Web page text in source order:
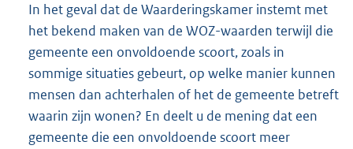
In het geval dat de Waarderingskamer instemt met
het bekend maken van de WOZ-waarden terwijl die
gemeente een onvoldoende scoort, zoals in
sommige situaties gebeurt, op welke manier kunnen
mensen dan achterhalen of het de gemeente betreft
waarin zijn wonen? En deelt u de mening dat een
gemeente die een onvoldoende scoort meer